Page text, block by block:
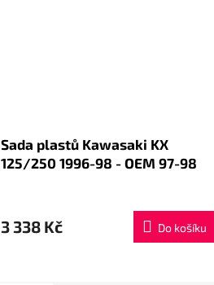
Sada plastů Kawasaki KX
125/250 1996-98 - OEM 97-98
3 338 Kč Do košíku